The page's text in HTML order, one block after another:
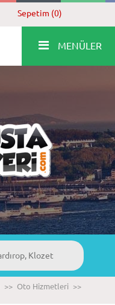
Sepetim (0)
MENÜLER
>> Oto Hizmetleri >>